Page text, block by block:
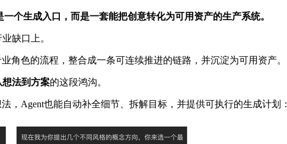
个生成入口，而是一套能把创意转化为可用资产的生产系统。
缺口上。
角色的流程，整合成一条可连续推进的链路，并沉淀为可用资产。
想法到方案的这段鸿沟。
，Agent也能自动补全细节、拆解目标，并提供可执行的生成计划：